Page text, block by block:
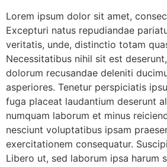
Lorem ipsum dolor sit amet,
Excepturi natus repudiandae
veritatis, unde, distinctio totam
Necessitatibus nihil sit est
dolorum recusandae deleniti
asperiores. Tenetur perspiciatis
fuga placeat laudantium deserunt
numquam laborum et minus
nesciunt voluptatibus ipsam
exercitationem consequatur.
Libero ut, sed laborum ipsa harum